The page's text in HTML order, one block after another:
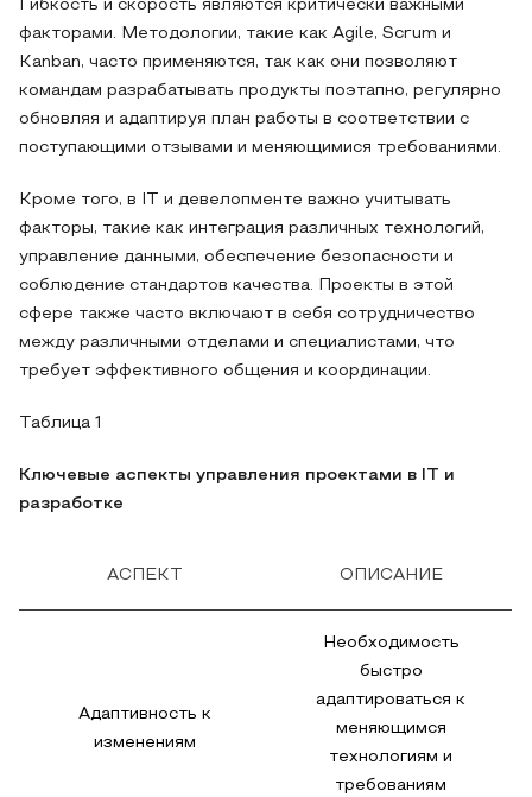
Гибкость и скорость являются критически важными
факторами. Методологии, такие как Agile, Scrum и
Kanban, часто применяются, так как они позволяют
командам разрабатывать продукты поэтапно, регулярно
обновляя и адаптируя план работы в соответствии с
поступающими отзывами и меняющимися требованиями.
Кроме того, в IT и девелопменте важно учитывать
факторы, такие как интеграция различных технологий,
управление данными, обеспечение безопасности и
соблюдение стандартов качества. Проекты в этой
сфере также часто включают в себя сотрудничество
между различными отделами и специалистами, что
требует эффективного общения и координации.
Таблица 1
Ключевые аспекты управления проектами в IT и
разработке
АСПЕКТ ОПИСАНИЕ
Адаптивность к
изменениям
Необходимость
быстро
адаптироваться к
меняющимся
технологиям и
требованиям